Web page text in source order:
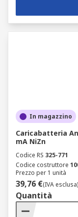
In magazzino
Caricabatteria
mA NiZn
Codice RS 325-771
Codice costruttore
Prezzo per 1 unità
39,76 €(IVA esclusa)
Quantità